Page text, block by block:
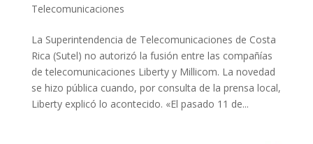
Telecomunicaciones
La Superintendencia de Telecomunicaciones de Costa
Rica (Sutel) no autorizó la fusión entre las compañías
de telecomunicaciones Liberty y Millicom. La novedad
se hizo pública cuando, por consulta de la prensa local,
Liberty explicó lo acontecido. «El pasado 11 de...